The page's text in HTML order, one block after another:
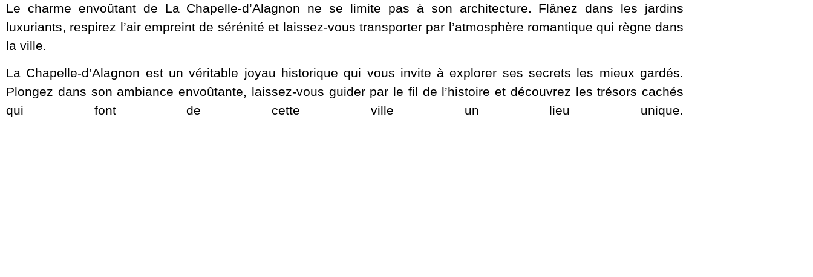
Le charme envoûtant de La Chapelle-d’Alagnon ne se limite pas à son architecture. Flânez dans les jardins
luxuriants, respirez l’air empreint de sérénité et laissez-vous transporter par l’atmosphère romantique qui règne dans
la ville.
La Chapelle-d’Alagnon est un véritable joyau historique qui vous invite à explorer ses secrets les mieux gardés.
Plongez dans son ambiance envoûtante, laissez-vous guider par le fil de l’histoire et découvrez les trésors cachés
qui font de cette ville un lieu unique.